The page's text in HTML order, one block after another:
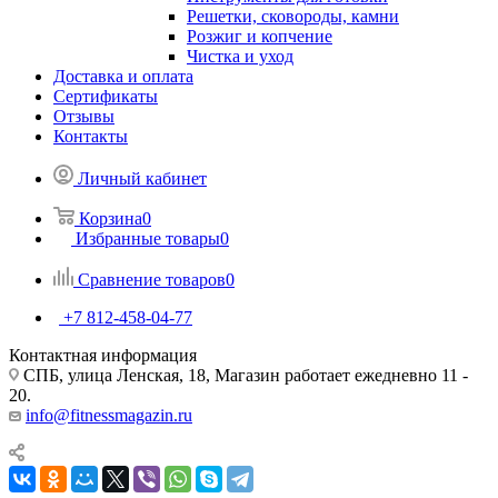
Решетки, сковороды, камни
Розжиг и копчение
Чистка и уход
Доставка и оплата
Сертификаты
Отзывы
Контакты
Личный кабинет
Корзина0
Избранные товары0
Сравнение товаров0
+7 812-458-04-77
Контактная информация
СПБ, улица Ленская, 18, Магазин работает ежедневно 11 -
20.
info@fitnessmagazin.ru